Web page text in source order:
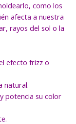
como los
afecta a nuestra
rayos del sol o la
efecto frizz o
natural.
potencia su color